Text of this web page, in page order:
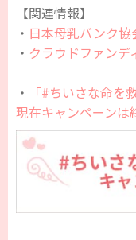
【関連情報】
・ 日本母乳バンク
・ クラウドファンデ
・
「#ちいさな命
現在キャンペーンは